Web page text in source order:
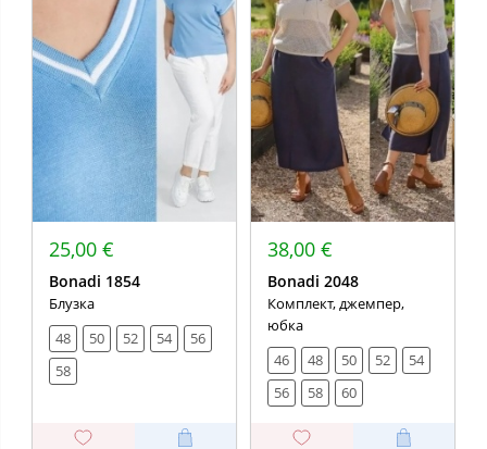
25,00 €
Bonadi 1854
Блузка
48
50 52 54
56
58
38,00 €
Bonadi 2048
Комплект, джемпер,
юбка
46
48 50 52
54
56
58 60